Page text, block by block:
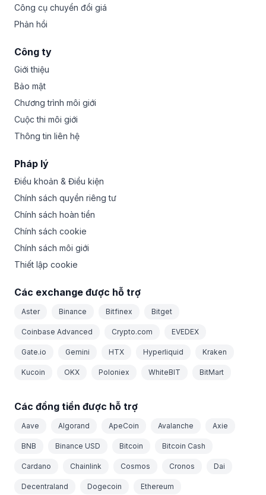
Công cụ chuyển đổi giá
Phản hồi
Công ty
Giới thiệu
Bảo mật
Chương trình môi giới
Cuộc thi môi giới
Thông tin liên hệ
Pháp lý
Điều khoản & Điều kiện
Chính sách quyền riêng tư
Chính sách hoàn tiền
Chính sách cookie
Chính sách môi giới
Thiết lập cookie
Các exchange được hỗ trợ
Aster Binance Bitfinex Bitget
Coinbase Advanced Crypto.com EVEDEX
Gate.io Gemini HTX Hyperliquid Kraken
Kucoin OKX Poloniex WhiteBIT BitMart
Các đồng tiền được hỗ trợ
Aave Algorand ApeCoin Avalanche Axie
BNB Binance USD Bitcoin Bitcoin Cash
Cardano Chainlink Cosmos Cronos Dai
Decentraland Dogecoin Ethereum